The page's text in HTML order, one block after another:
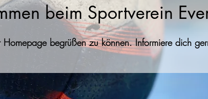
beim Sportverein
begrüßen zu können. Informiere dich